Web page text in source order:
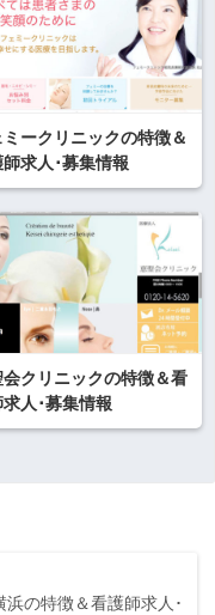
ミークリニックの特徴＆
求人･募集情報
会クリニックの特徴＆看
人･募集情報
の特徴＆看護師求人･